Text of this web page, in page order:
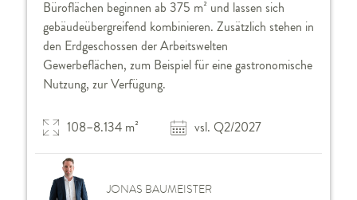
Büroflächen beginnen ab 375 m² und lassen sich
gebäudeübergreifend kombinieren. Zusätzlich stehen in
den Erdgeschossen der Arbeitswelten
Gewerbeflächen, zum Beispiel für eine gastronomische
Nutzung, zur Verfügung.
108–8.134 m² vsl. Q2/2027
JONAS BAUMEISTER